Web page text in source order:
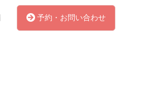
予約・お問い合わせ